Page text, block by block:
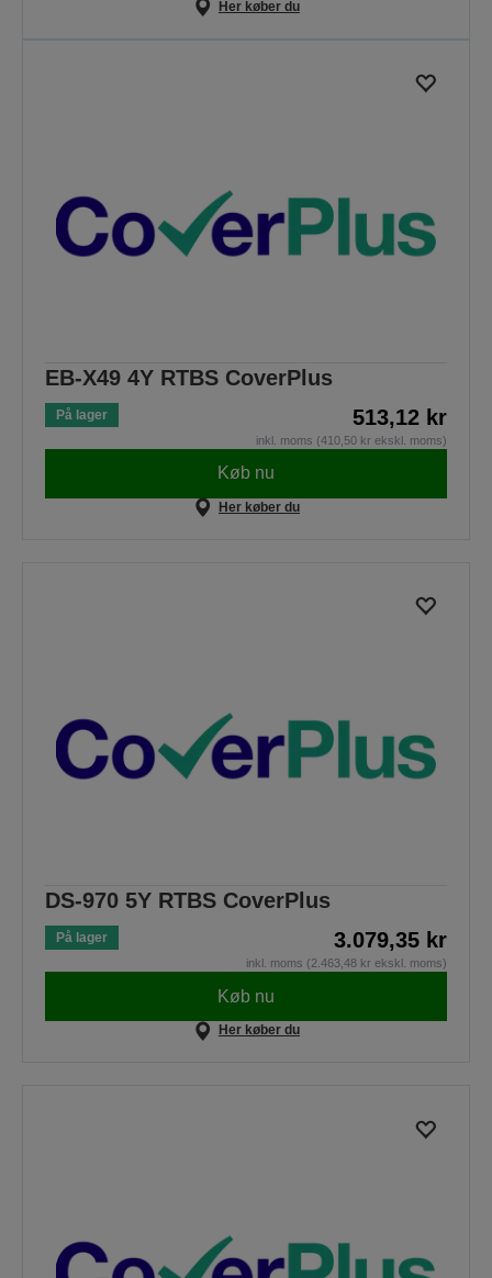
Her køber du
EB-X49 4Y RTBS CoverPlus
På lager 513,12 kr
inkl. moms (410,50 kr ekskl. moms)
Køb nu
Her køber du
DS-970 5Y RTBS CoverPlus
På lager 3.079,35 kr
inkl. moms (2.463,48 kr ekskl. moms)
Køb nu
Her køber du